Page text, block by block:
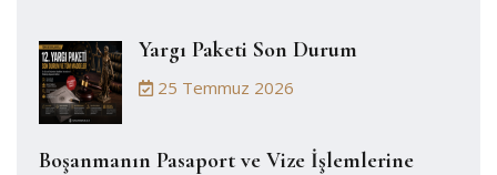
Yargı Paketi Son Durum
25 Temmuz 2026
Boşanmanın Pasaport ve Vize İşlemlerine